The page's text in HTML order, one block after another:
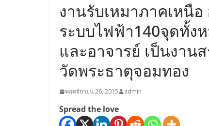
งานรับเหมาภาคเหนื
ระบบไฟฟ้า140จุดทั้ง
และอาจารย์ เป็นงาน
วัดพระธาตุจอมทอง
พฤศจิกายน 26, 2015 admin
Spread the love